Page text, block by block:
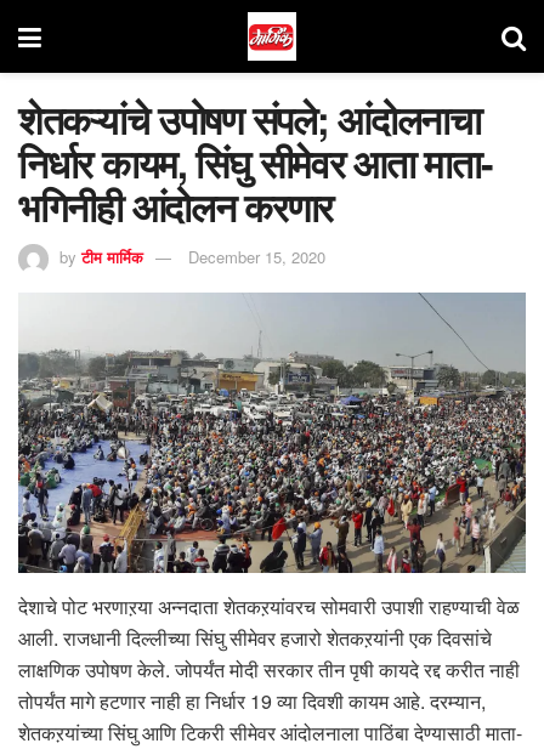
शेतकऱ्यांचे उपोषण संपले; आंदोलनाचा
निर्धार कायम, सिंघु सीमेवर आता माता-
भगिनीही आंदोलन करणार
by टीम मार्मिक December 15, 2020
देशाचे पोट भरणाऱया अन्नदाता शेतकऱयांवरच सोमवारी उपाशी राहण्याची वेळ
आली. राजधानी दिल्लीच्या सिंघु सीमेवर हजारो शेतकऱयांनी एक दिवसांचे
लाक्षणिक उपोषण केले. जोपर्यंत मोदी सरकार तीन पृषी कायदे रद्द करीत नाही
तोपर्यंत मागे हटणार नाही हा निर्धार 19 व्या दिवशी कायम आहे. दरम्यान,
शेतकऱयांच्या सिंघु आणि टिकरी सीमेवर आंदोलनाला पाठिंबा देण्यासाठी माता-